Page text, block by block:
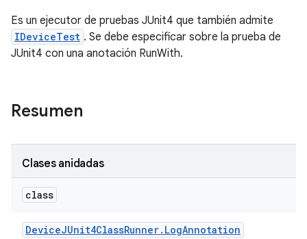
Es un ejecutor de pruebas JUnit4 que también admite
IDeviceTest . Se debe especificar sobre la prueba de
JUnit4 con una anotación RunWith.
Resumen
Clases anidadas
class
DeviceJUnit4ClassRunner. LogAnnotation